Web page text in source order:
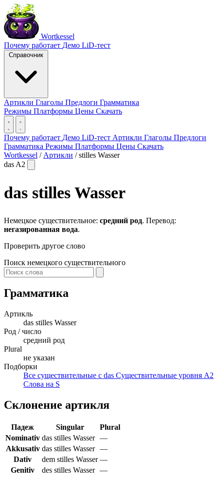
Wortkessel
Почему работает Демо LiD-тест
Справочник
Артикли Глаголы Предлоги Грамматика
Режимы Платформы Цены Скачать
Почему работает Демо LiD-тест Артикли Глаголы Предлоги
Грамматика Режимы Платформы Цены Скачать
Wortkessel / Артикли / stilles Wasser
das A2
das stilles Wasser
Немецкое существительное: средний род. Перевод:
негазированная вода.
Проверить другое слово
Поиск немецкого существительного
Грамматика
Артикль
das stilles Wasser
Род / число
средний род
Plural
не указан
Подборки
Все существительные с das Существительные уровня A2
Слова на S
Склонение артикля
Падеж Singular
Plural
Nominativ das stilles Wasser —
Akkusativ das stilles Wasser —
Dativ
dem stilles Wasser —
Genitiv
des stilles Wasser —